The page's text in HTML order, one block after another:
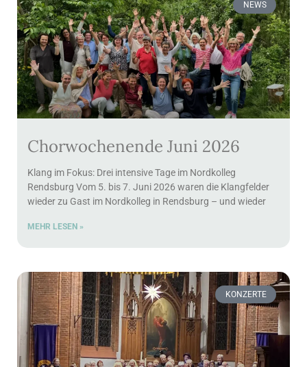
NEWS
Chorwochenende Juni 2026
Klang im Fokus: Drei intensive Tage im Nordkolleg
Rendsburg Vom 5. bis 7. Juni 2026 waren die Klangfelder
wieder zu Gast im Nordkolleg in Rendsburg – und wieder
MEHR LESEN »
KONZERTE